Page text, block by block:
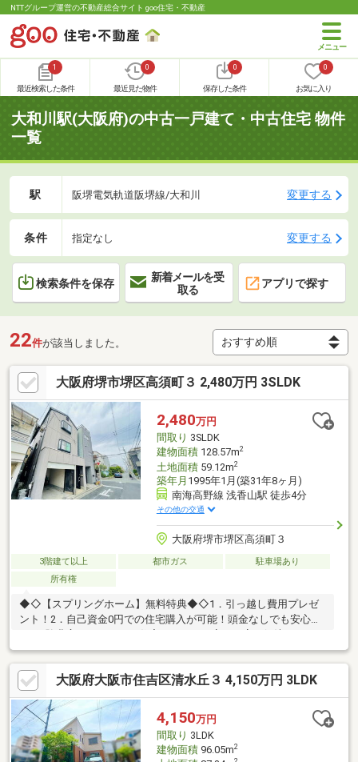
NTTグループ運営の不動産総合サイト goo住宅・不動産
1
最近検索した条件
0
最近見た物件
0
保存した条件
0
お気に入り
大和川駅(大阪府)の中古一戸建て・中古住宅 物件
一覧
駅 阪堺電気軌道阪堺線/大和川 変更する
条件 指定なし 変更する
検索条件を保存
新着メールを受
取る
アプリで探す
22件が該当しました。
大阪府堺市堺区高須町３ 2,480万円 3SLDK
2,480万円
間取り 3SLDK
建物面積128.57m2
土地面積59.12m2
築年月 1995年1月(築31年8ヶ月)
南海高野線 浅香山駅 徒歩4分
その他の交通
大阪府堺市堺区高須町３
3階建て以上 都市ガス
駐車場あり
所有権
◆◇【スプリングホーム】無料特典◆◇1．引っ越し費用プレゼ
ント！2．自己資金0円での住宅購入が可能！頭金なしでも安心。
ット未掲載や販売予定の物件情報を優先的にご案内！5．お引渡し
までの全手続きをしっかり同行サポート！6．ご入居後もフルサポ
ート！☆申込は先着順☆ 少しでも気になる方は今すぐお問い合わ
せください♪マイホームの夢をカタチにするため、誠意をもって全
力でサポートします！
大阪府大阪市住吉区清水丘３ 4,150万円 3LDK
4,150万円
間取り 3LDK
建物面積96.05m2